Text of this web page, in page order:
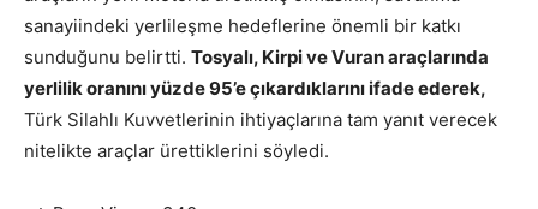
sanayiindeki yerlileşme hedeflerine önemli bir katkı
sunduğunu belirtti. Tosyalı, Kirpi ve Vuran araçlarında
yerlilik oranını yüzde 95’e çıkardıklarını ifade ederek,
Türk Silahlı Kuvvetlerinin ihtiyaçlarına tam yanıt verecek
nitelikte araçlar ürettiklerini söyledi.